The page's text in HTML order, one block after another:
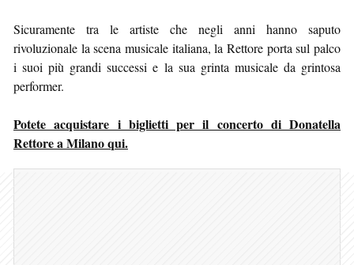
Sicuramente tra le artiste che negli anni hanno saputo
rivoluzionale la scena musicale italiana, la Rettore porta sul palco
i suoi più grandi successi e la sua grinta musicale da grintosa
performer.
Potete acquistare i biglietti per il concerto di Donatella
Rettore a Milano qui.